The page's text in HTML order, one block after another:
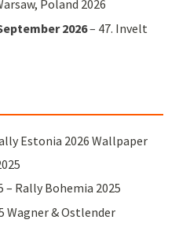
Poland 2026
2026– 47. Invelt
Estonia 2026 Wallpaper
Rally Bohemia 2025
Wagner & Ostlender